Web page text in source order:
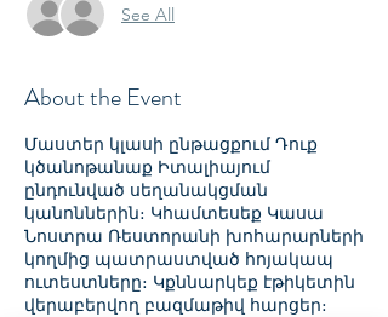
See All
About the Event
Մաստեր կլասի ընթացքում Դուք
կծանոթանաք Իտալիայում
ընդունված սեղանակցման
կանոններին։ Կհամտեսեք Կասա
Նոստրա Ռեստորանի խոհարարների
կողմից պատրաստված հոյակապ
ուտեստները։ Կքննարկեք էթիկետին
վերաբերվող բազմաթիվ հարցեր։